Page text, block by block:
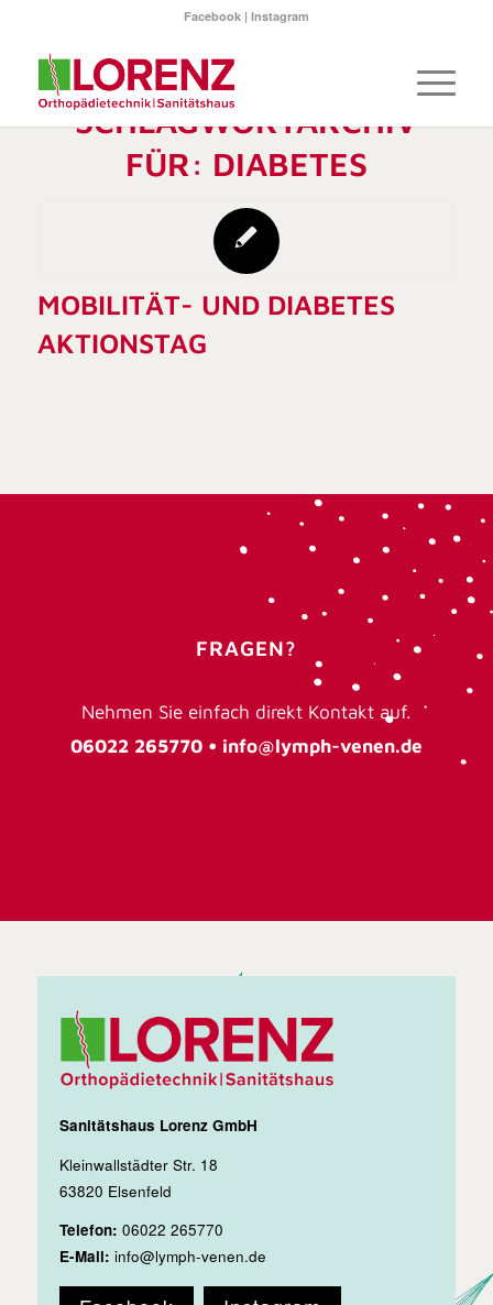
Facebook| Instagram
SCHLAGWORTARCHIV
FÜR: DIABETES
MOBILITÄT- UND DIABETES
AKTIONSTAG
FRAGEN?
Nehmen Sie einfach direkt Kontakt auf.
06022 265770 • info@lymph-venen.de
Sanitätshaus Lorenz GmbH
Kleinwallstädter Str. 18
63820 Elsenfeld
Telefon: 06022 265770
E-Mail: info@lymph-venen.de